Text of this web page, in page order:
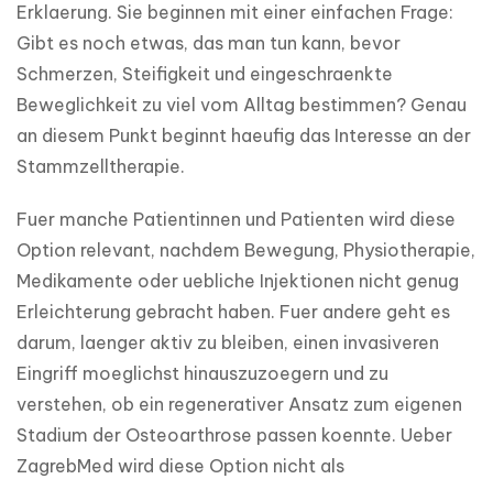
Erklaerung. Sie beginnen mit einer einfachen Frage:
Gibt es noch etwas, das man tun kann, bevor
Schmerzen, Steifigkeit und eingeschraenkte
Beweglichkeit zu viel vom Alltag bestimmen? Genau
an diesem Punkt beginnt haeufig das Interesse an der
Stammzelltherapie.
Fuer manche Patientinnen und Patienten wird diese
Option relevant, nachdem Bewegung, Physiotherapie,
Medikamente oder uebliche Injektionen nicht genug
Erleichterung gebracht haben. Fuer andere geht es
darum, laenger aktiv zu bleiben, einen invasiveren
Eingriff moeglichst hinauszuzoegern und zu
verstehen, ob ein regenerativer Ansatz zum eigenen
Stadium der Osteoarthrose passen koennte. Ueber
ZagrebMed wird diese Option nicht als